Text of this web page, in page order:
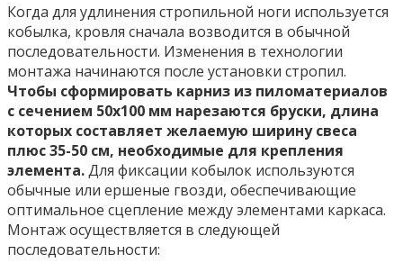
Когда для удлинения стропильной ноги используется
кобылка, кровля сначала возводится в обычной
последовательности. Изменения в технологии
монтажа начинаются после установки стропил.
Чтобы сформировать карниз из пиломатериалов
с сечением 50х100 мм нарезаются бруски, длина
которых составляет желаемую ширину свеса
плюс 35-50 см, необходимые для крепления
элемента.Для фиксации кобылок используются
обычные или ершеные гвозди, обеспечивающие
оптимальное сцепление между элементами каркаса.
Монтаж осуществляется в следующей
последовательности: